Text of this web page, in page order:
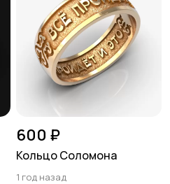
600 ₽
Кольцо Соломона
1 год назад